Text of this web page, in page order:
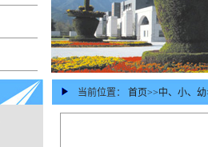
当前位置： 首页>>中、小、幼